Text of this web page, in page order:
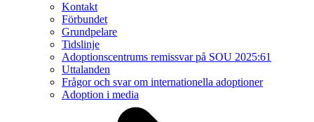
Kontakt
Förbundet
Grundpelare
Tidslinje
Adoptionscentrums remissvar på SOU 2025:61
Uttalanden
Frågor och svar om internationella adoptioner
Adoption i media